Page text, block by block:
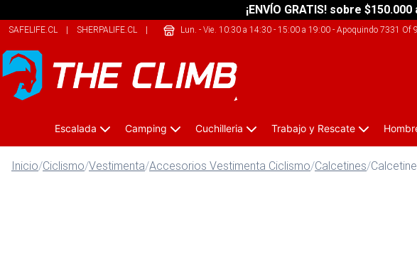
¡ENVÍO GRATIS! sobre
SAFELIFE.CL | SHERPALIFE.CL | THEARMY.CL
Lun. - Vie. 10:30 a 14:30 - 15:00 a 19:00- Apoquindo 7331 Of
Escalada Camping Cuchilleria Trabajo y Rescate
Inicio/Ciclismo/Vestimenta/Accesorios Vestimenta Ciclismo/Calcetines/